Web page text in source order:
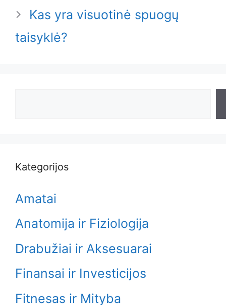
Kas yra visuotinė spuogų
taisyklė?
Kategorijos
Amatai
Anatomija ir Fiziologija
Drabužiai ir Aksesuarai
Finansai ir Investicijos
Fitnesas ir Mityba